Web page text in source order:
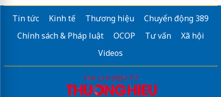
Tin tức Kinh tế Thương hiệu
Chuyển động 389
Chính sách & Pháp luật
OCOP Tư vấn
Xã hội
Videos